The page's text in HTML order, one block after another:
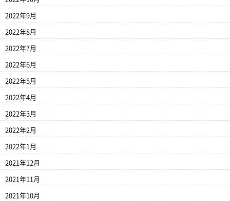
2022年9月
2022年8月
2022年7月
2022年6月
2022年5月
2022年4月
2022年3月
2022年2月
2022年1月
2021年12月
2021年11月
2021年10月